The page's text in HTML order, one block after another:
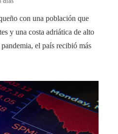
con una población que
y una costa adriática de alto
el país recibió más